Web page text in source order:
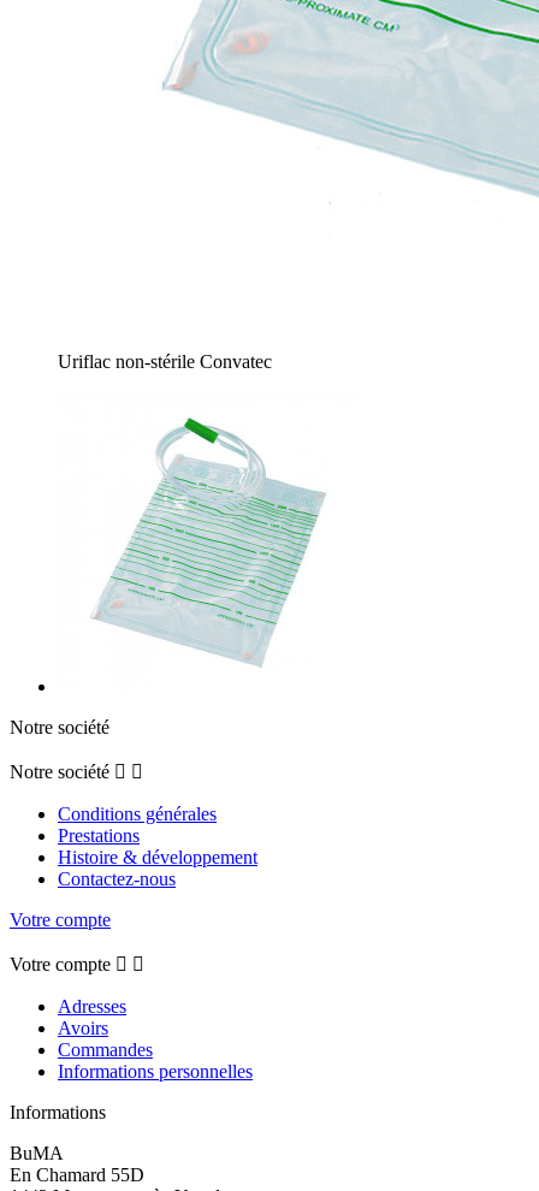
Uriflac non-stérile Convatec
Notre société
Notre société  
Conditions générales
Prestations
Histoire & développement
Contactez-nous
Votre compte
Votre compte  
Adresses
Avoirs
Commandes
Informations personnelles
Informations
BuMA
En Chamard 55D